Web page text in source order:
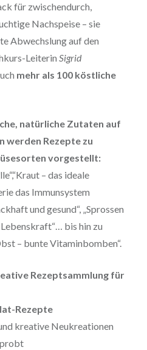
für zwischendurch,
Nachspeise – sie
Abwechslung auf den
Leiterin Sigrid
mehr als 100 köstliche
natürliche Zutaten auf
werden Rezepte zu
vorgestellt:
– das ideale
das Immunsystem
und gesund“, „Sprossen
bis hin zu
– bunte Vitaminbomben“.
Rezeptsammlung für
Rezepte
kreative Neukreationen